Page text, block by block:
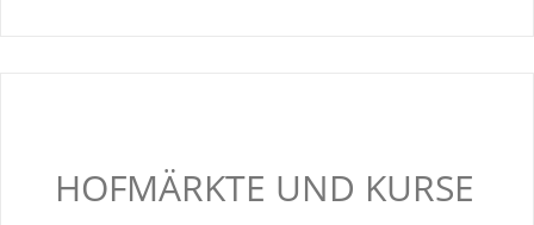
HOFMÄRKTE UND KURSE